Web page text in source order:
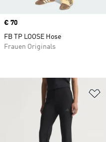
Price
€ 70
FB TP LOOSE Hose
Frauen Originals